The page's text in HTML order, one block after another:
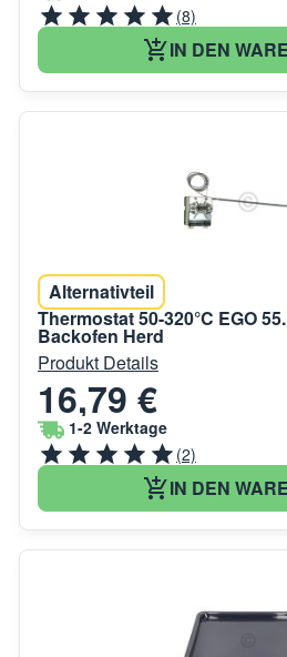
(8)
IN DEN
Alternativteil
Thermostat 50-320°C EGO
Backofen Herd
Produkt Details
16,79 €
1-2 Werktage
(2)
IN DEN